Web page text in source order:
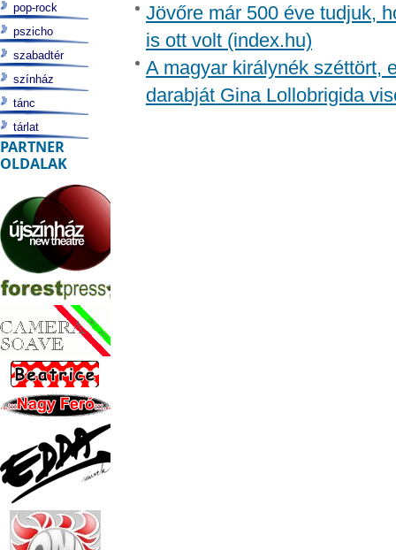
Jövőre már 500 éve tudjuk,
is ott volt (index.hu)
A magyar királynék széttört,
darabját Gina Lollobrigida
pop-rock
pszicho
szabadtér
színház
tánc
tárlat
PARTNER
OLDALAK